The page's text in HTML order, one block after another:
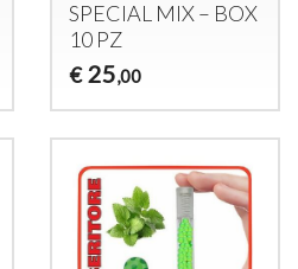
SPECIAL MIX– BOX
10 PZ
€ 25,00